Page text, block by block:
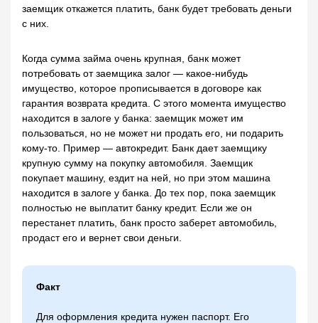
заемщик откажется платить, банк будет требовать деньги
с них.
Когда сумма займа очень крупная, банк может
потребовать от заемщика залог — какое-нибудь
имущество, которое прописывается в договоре как
гарантия возврата кредита. С этого момента имущество
находится в залоге у банка: заемщик может им
пользоваться, но не может ни продать его, ни подарить
кому-то. Пример — автокредит. Банк дает заемщику
крупную сумму на покупку автомобиля. Заемщик
покупает машину, ездит на ней, но при этом машина
находится в залоге у банка. До тех пор, пока заемщик
полностью не выплатит банку кредит. Если же он
перестанет платить, банк просто заберет автомобиль,
продаст его и вернет свои деньги.
Факт
Для оформления кредита нужен паспорт. Его